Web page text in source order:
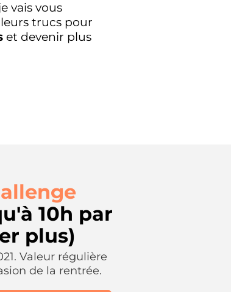
vais vous
trucs pour
et devenir plus
10h par
plus)
Valeur régulière
de la rentrée.